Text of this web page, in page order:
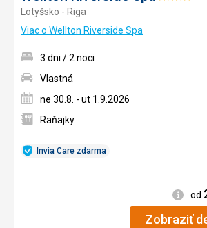
Lotyšsko - Riga
Viac o Wellton Riverside Spa
Invia Care zdarma
3 dni / 2 noci
Vlastná
ne 30.8. - ut 1.9.2026
Raňajky
od
Zobraziť